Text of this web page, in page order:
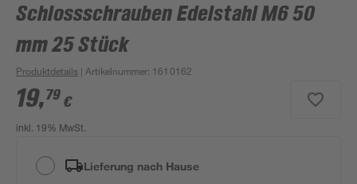
Schlossschrauben Edelstahl M6 50
mm 25 Stück
Produktdetails | Artikelnummer: 1610162
19,79 €
inkl. 19% MwSt.
Lieferung nach Hause